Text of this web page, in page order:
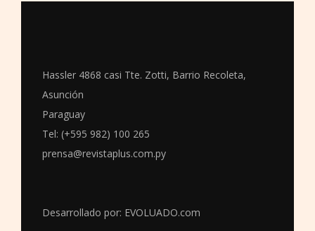
Hassler 4868 casi Tte. Zotti, Barrio Recoleta,
Asunción
Paraguay
Tel: (+595 982) 100 265
prensa@revistaplus.com.py
Desarrollado por: EVOLUADO.com